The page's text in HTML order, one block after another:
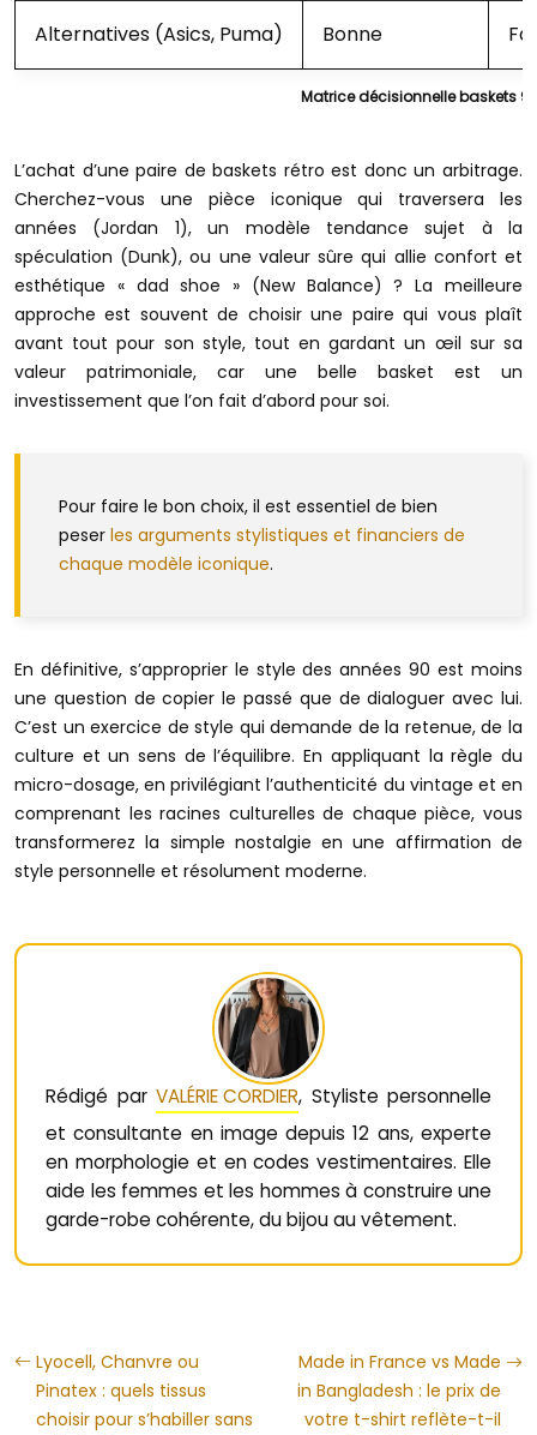
Matrice décisionnelle baskets
Alternatives (Asics, Puma) Bonne
L’achat d’une paire de baskets rétro est donc un arbitrage.
Cherchez-vous une pièce iconique qui traversera les
années (Jordan 1), un modèle tendance sujet à la
spéculation (Dunk), ou une valeur sûre qui allie confort et
esthétique « dad shoe » (New Balance) ? La meilleure
approche est souvent de choisir une paire qui vous plaît
avant tout pour son style, tout en gardant un œil sur sa
valeur patrimoniale, car une belle basket est un
investissement que l’on fait d’abord pour soi.
Pour faire le bon choix, il est essentiel de bien
peser les arguments stylistiques et financiers de
chaque modèle iconique.
En définitive, s’approprier le style des années 90 est moins
une question de copier le passé que de dialoguer avec lui.
C’est un exercice de style qui demande de la retenue, de la
culture et un sens de l’équilibre. En appliquant la règle du
micro-dosage, en privilégiant l’authenticité du vintage et en
comprenant les racines culturelles de chaque pièce, vous
transformerez la simple nostalgie en une affirmation de
style personnelle et résolument moderne.
Rédigé par VALÉRIE CORDIER, Styliste personnelle
et consultante en image depuis 12 ans, experte
en morphologie et en codes vestimentaires. Elle
aide les femmes et les hommes à construire une
garde-robe cohérente, du bijou au vêtement.
Lyocell, Chanvre ou
Pinatex : quels tissus
choisir pour s’habiller sans
Made in France vs Made
in Bangladesh : le prix de
votre t-shirt reflète-t-il